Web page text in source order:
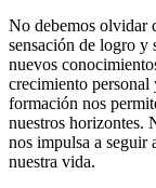
No debemos olvidar
sensación de logro y
nuevos
crecimiento personal
formación nos
nuestros horizontes.
nos impulsa a seguir
nuestra vida.